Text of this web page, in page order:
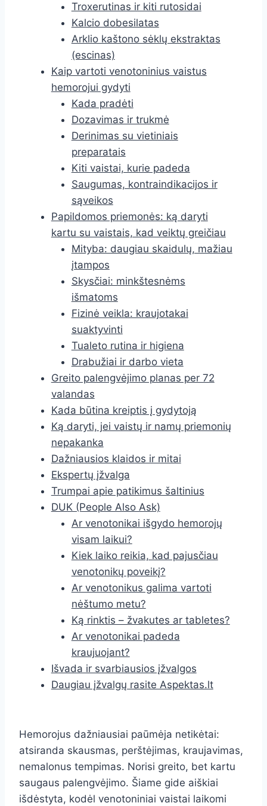
Troxerutinas ir kiti rutosidai
Kalcio dobesilatas
Arklio kaštono sėklų ekstraktas
(escinas)
Kaip vartoti venotoninius vaistus
hemorojui gydyti
Kada pradėti
Dozavimas ir trukmė
Derinimas su vietiniais
preparatais
Kiti vaistai, kurie padeda
Saugumas, kontraindikacijos ir
sąveikos
Papildomos priemonės: ką daryti
kartu su vaistais, kad veiktų greičiau
Mityba: daugiau skaidulų, mažiau
įtampos
Skysčiai: minkštesnėms
išmatoms
Fizinė veikla: kraujotakai
suaktyvinti
Tualeto rutina ir higiena
Drabužiai ir darbo vieta
Greito palengvėjimo planas per 72
valandas
Kada būtina kreiptis į gydytoją
Ką daryti, jei vaistų ir namų priemonių
nepakanka
Dažniausios klaidos ir mitai
Ekspertų įžvalga
Trumpai apie patikimus šaltinius
DUK (People Also Ask)
Ar venotonikai išgydo hemorojų
visam laikui?
Kiek laiko reikia, kad pajusčiau
venotonikų poveikį?
Ar venotonikus galima vartoti
nėštumo metu?
Ką rinktis – žvakutes ar tabletes?
Ar venotonikai padeda
kraujuojant?
Išvada ir svarbiausios įžvalgos
Daugiau įžvalgų rasite Aspektas.lt
Hemorojus dažniausiai paūmėja netikėtai:
atsiranda skausmas, perštėjimas, kraujavimas,
nemalonus tempimas. Norisi greito, bet kartu
saugaus palengvėjimo. Šiame gide aiškiai
išdėstyta, kodėl venotoniniai vaistai laikomi